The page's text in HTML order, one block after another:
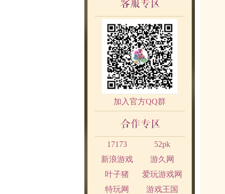
加入官方QQ群
17173
52pk
新浪游戏
游久网
叶子猪
爱玩游戏网
特玩网
游戏王国